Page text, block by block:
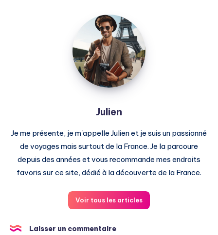
Julien
Julien
Je me présente, je m'appelle Julien et je suis un passionné
de voyages mais surtout de la France. Je la parcoure
depuis des années et vous recommande mes endroits
favoris sur ce site, dédié à la découverte de la France.
Voir tous les articles
Laisser un commentaire